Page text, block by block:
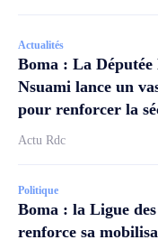
Actualités
Boma : La
Nsuami lance un
pour renforcer la
Actu Rdc
Politique
Boma : la Ligue des
renforce sa